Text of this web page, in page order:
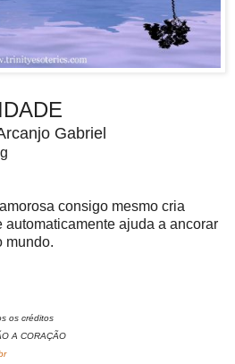
Gabriel
consigo mesmo cria
ajuda a ancorar
mundo.
os créditos
A CORAÇÃO